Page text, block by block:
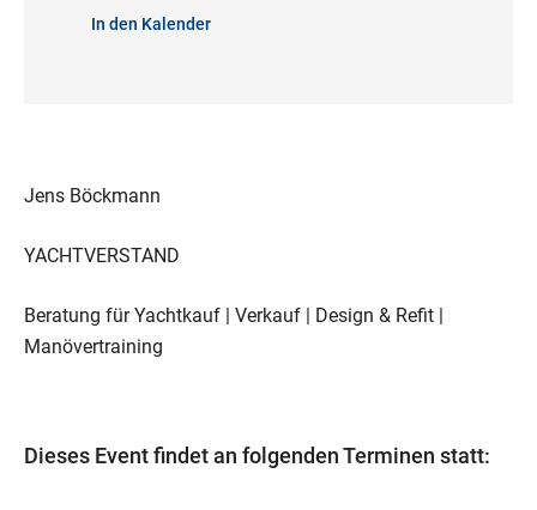
In den Kalender
Jens Böckmann
YACHTVERSTAND
Beratung für Yachtkauf | Verkauf | Design & Refit |
Manövertraining
Dieses Event findet an folgenden Terminen statt: